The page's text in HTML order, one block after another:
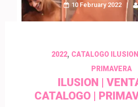
10 February 2022
2022, CATALOGO ILUSION
PRIMAVERA
ILUSION |
CATALOGO |